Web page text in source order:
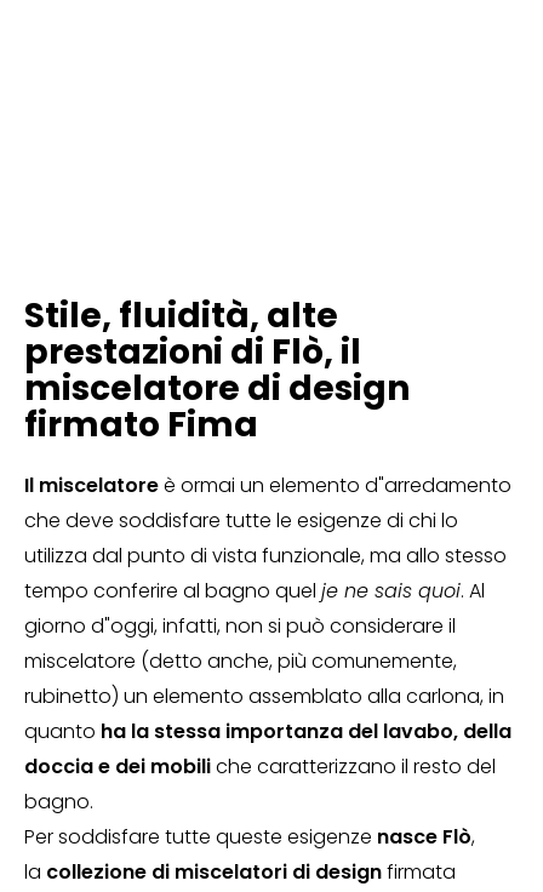
Stile, fluidità, alte
prestazioni di Flò, il
miscelatore di design
firmato Fima
Il miscelatoreè ormai un elemento d"arredamento
che deve soddisfare tutte le esigenze di chi lo
utilizza dal punto di vista funzionale, ma allo stesso
tempo conferire al bagno quel je ne sais quoi. Al
giorno d"oggi, infatti, non si può considerare il
miscelatore (detto anche, più comunemente,
rubinetto) un elemento assemblato alla carlona, in
quanto ha la stessa importanza del lavabo, della
doccia e dei mobiliche caratterizzano il resto del
bagno.
Per soddisfare tutte queste esigenze nasce Flò,
la collezione di miscelatori di designfirmata